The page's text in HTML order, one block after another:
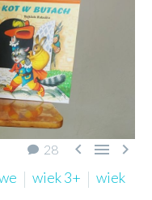
28   
wiek 3+
wiek